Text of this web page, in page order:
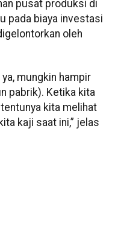
pusat produksi di
pada biaya investasi
oleh
mungkin hampir
pabrik). Ketika kita
kita melihat
kaji saat ini,” jelas